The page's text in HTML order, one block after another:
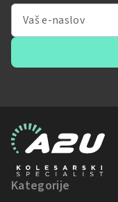
Kategorije